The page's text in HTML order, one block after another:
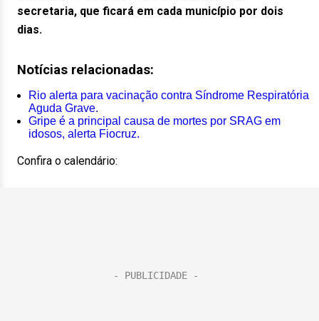
secretaria, que ficará em cada município por dois
dias.
Notícias relacionadas:
Rio alerta para vacinação contra Síndrome Respiratória
Aguda Grave.
Gripe é a principal causa de mortes por SRAG em
idosos, alerta Fiocruz.
Confira o calendário: